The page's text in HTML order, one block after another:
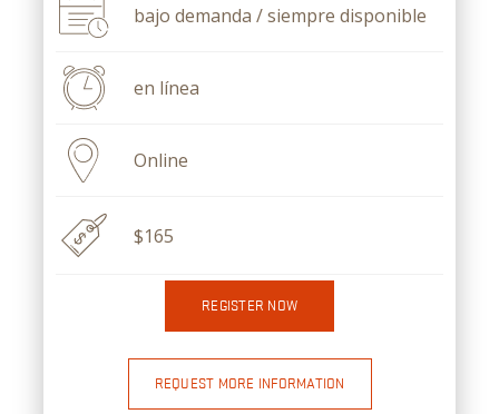
bajo demanda / siempre disponible
en línea
Online
$165
REGISTER NOW
REQUEST MORE INFORMATION